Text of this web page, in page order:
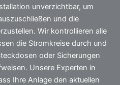
unverzichtbar, um
und die
Wir kontrollieren alle
die Stromkreise durch und
oder Sicherungen
Unsere Experten in
Ihre Anlage den aktuellen